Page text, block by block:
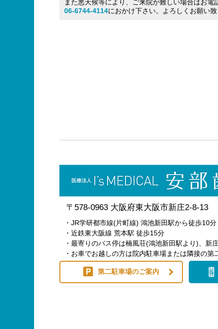
また悪天候等により、ご来院が難しい場合はお
06-6744-4114におかけ下さい。よろしくお願い
〒578-0963 大阪府東大阪市新庄2-8-13
・JR学研都市線(片町線) 鴻池新田駅から徒歩10分
・近鉄東大阪線 荒本駅 徒歩15分
・最寄りのバス停は楠風荘(鴻池新田駅より)、新
・お車でお越しの方は院内駐車場または隣接の
第二駐車場のご案内